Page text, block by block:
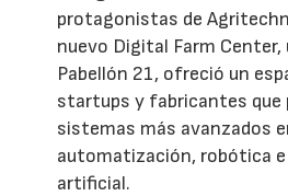
protagonistas de
nuevo Digital Farm Center,
Pabellón 21, ofreció un
startups y fabricantes que
sistemas más avanzados
automatización, robótica
artificial.